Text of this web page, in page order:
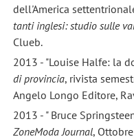
dell'America
tanti inglesi: studio sulle
Clueb.
2013 - "Louise Halfe: la
di provincia, rivista
Angelo Longo Editore,
2013 - " Bruce
ZoneModa Journal,